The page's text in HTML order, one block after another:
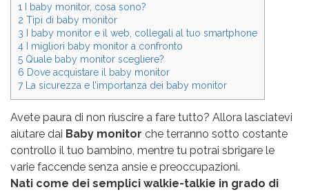
1
I baby monitor, cosa sono?
2 Tipi di baby monitor
3 I baby monitor e il web, collegali al tuo smartphone
4 I migliori baby monitor a confronto
5 Quale baby monitor scegliere?
6 Dove acquistare il baby monitor
7La sicurezza e l’importanza dei baby monitor
Avete paura di non riuscire a fare tutto? Allora lasciatevi
aiutare dai Baby monitor che terranno sotto costante
controllo il tuo bambino, mentre tu potrai sbrigare le
varie faccende senza ansie e preoccupazioni.
Nati come dei semplici walkie-talkie in grado di